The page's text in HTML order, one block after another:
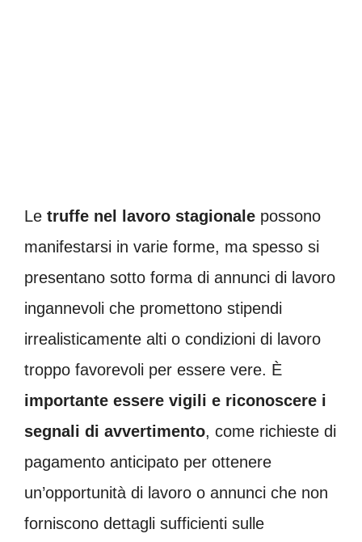
Le truffe nel lavoro stagionale possono
manifestarsi in varie forme, ma spesso si
presentano sotto forma di annunci di lavoro
ingannevoli che promettono stipendi
irrealisticamente alti o condizioni di lavoro
troppo favorevoli per essere vere. È
importante essere vigili e riconoscere i
segnali di avvertimento, come richieste di
pagamento anticipato per ottenere
un’opportunità di lavoro o annunci che non
forniscono dettagli sufficienti sulle